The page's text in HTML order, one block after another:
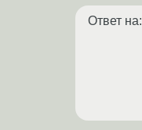
Ответ на: